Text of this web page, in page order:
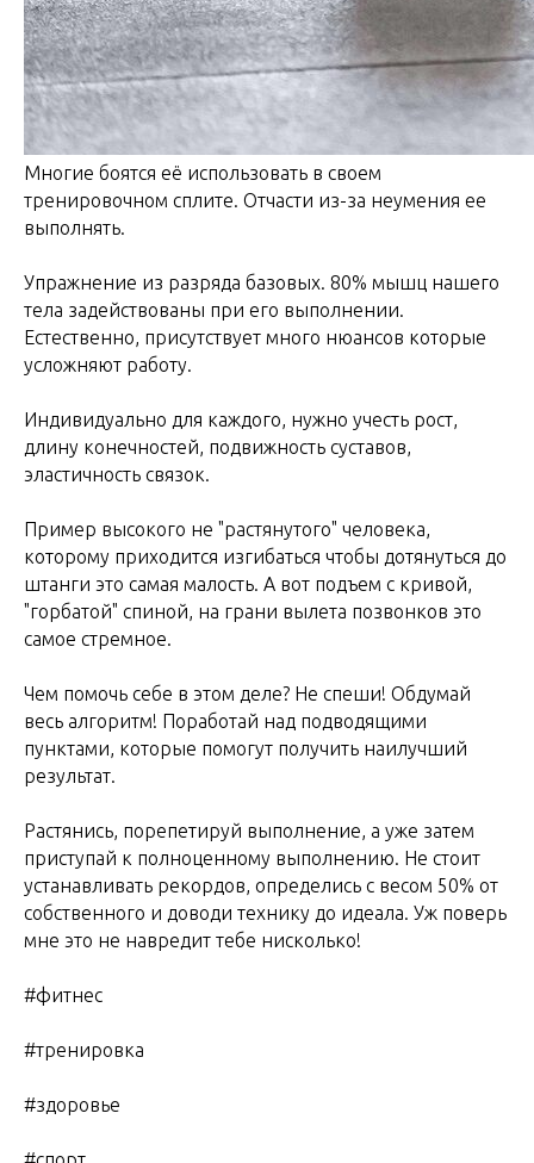
Многие боятся её использовать в своем
тренировочном сплите. Отчасти из-за неумения ее
выполнять.
Упражнение из разряда базовых. 80% мышц нашего
тела задействованы при его выполнении.
Естественно, присутствует много нюансов которые
усложняют работу.
Индивидуально для каждого, нужно учесть рост,
длину конечностей, подвижность суставов,
эластичность связок.
Пример высокого не "растянутого" человека,
которому приходится изгибаться чтобы дотянуться до
штанги это самая малость. А вот подъем с кривой,
"горбатой" спиной, на грани вылета позвонков это
самое стремное.
Чем помочь себе в этом деле? Не спеши! Обдумай
весь алгоритм! Поработай над подводящими
пунктами, которые помогут получить наилучший
результат.
Растянись, порепетируй выполнение, а уже затем
приступай к полноценному выполнению. Не стоит
устанавливать рекордов, определись с весом 50% от
собственного и доводи технику до идеала. Уж поверь
мне это не навредит тебе нисколько!
#фитнес
#тренировка
#здоровье